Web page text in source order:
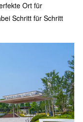
Ort für
Schritt für Schritt